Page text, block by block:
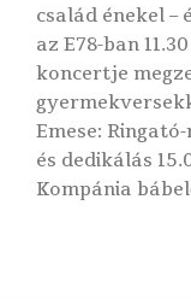
család énekel –
az E78-ban
koncertje
Emese:
és dedikálás
Kompánia